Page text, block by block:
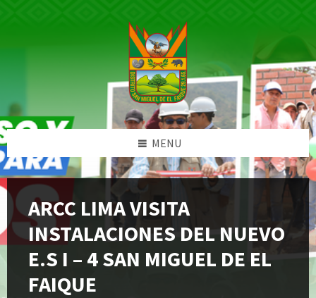
MENU
ARCC LIMA VISITA
INSTALACIONES DEL NUEVO
E.S I – 4 SAN MIGUEL DE EL
FAIQUE